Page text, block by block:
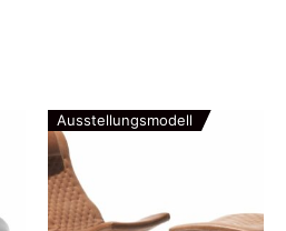
Ausstellungsmodell